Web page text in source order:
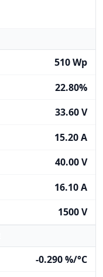
510 Wp
22.80%
33.60 V
15.20 A
40.00 V
16.10 A
1500 V
-0.290 %/°C